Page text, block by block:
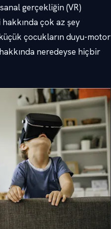
gerçekliğin (VR)
çok az şey
çocukların duyu-motor
neredeyse hiçbir